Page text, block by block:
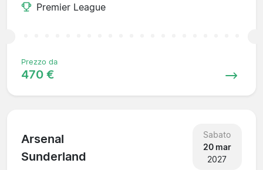
Premier League
Prezzo da
470 €
Arsenal
Sunderland
Sabato
20 mar
2027